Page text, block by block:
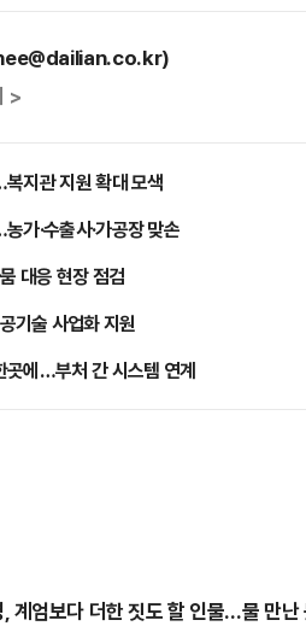
>
지관 지원 확대 모색
가·수출사·가공장 맞손
대응 현장 점검
기술 사업화 지원
곳에…부처 간 시스템 연계
계엄보다 더한 짓도 할 인물…물 만난